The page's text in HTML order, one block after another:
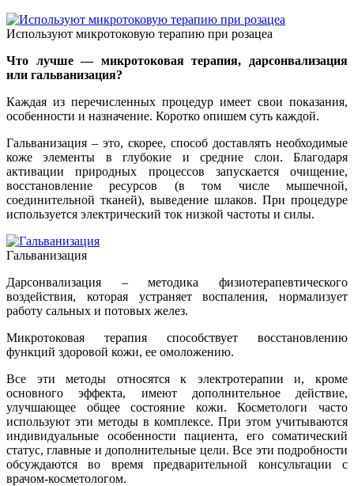
Используют микротоковую терапию при розацеа
Что лучше — микротоковая терапия, дарсонвализация
или гальванизация?
Каждая из перечисленных процедур имеет свои показания,
особенности и назначение. Коротко опишем суть каждой.
Гальванизация – это, скорее, способ доставлять необходимые
коже элементы в глубокие и средние слои. Благодаря
активации природных процессов запускается очищение,
восстановление ресурсов (в том числе мышечной,
соединительной тканей), выведение шлаков. При процедуре
используется электрический ток низкой частоты и силы.
Гальванизация
Дарсонвализация – методика физиотерапевтического
воздействия, которая устраняет воспаления, нормализует
работу сальных и потовых желез.
Микротоковая терапия способствует восстановлению
функций здоровой кожи, ее омоложению.
Все эти методы относятся к электротерапии и, кроме
основного эффекта, имеют дополнительное действие,
улучшающее общее состояние кожи. Косметологи часто
используют эти методы в комплексе. При этом учитываются
индивидуальные особенности пациента, его соматический
статус, главные и дополнительные цели. Все эти подробности
обсуждаются во время предварительной консультации с
врачом-косметологом.